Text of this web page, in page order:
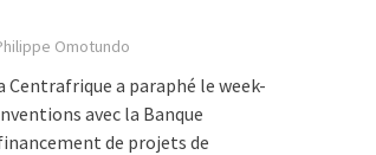
Omotundo
Centrafrique a paraphé le week-
avec la Banque
de projets de